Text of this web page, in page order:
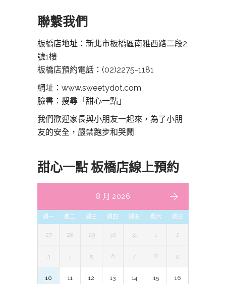
聯繫我們
板橋店地址：新北市板橋區南雅西路二段2
號1樓
板橋店預約電話： (02)2275-1181
網址：www.sweetydot.com
臉書：搜尋「甜心一點」
我們歡迎家長與小朋友一起來，為了小朋
友的安全，嚴禁跑步和哭鬧
甜心一點 板橋店線上預約
8 月 2026
週一 週二 週三 週四 週五 週六 週日
27 28 29 30 31 1 2
3 4 5 6 7 8 9
10 11 12 13 14 15 16